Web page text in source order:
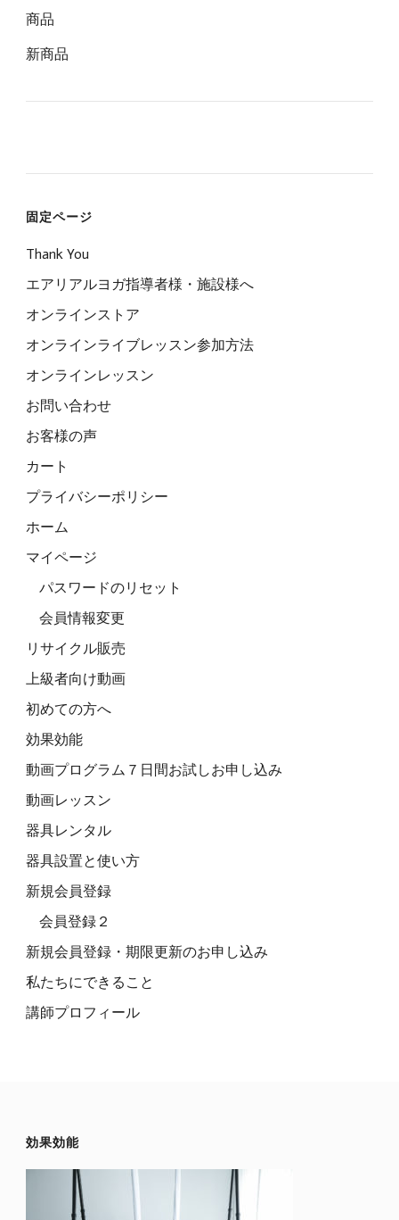
商品
新商品
固定ページ
Thank You
エアリアルヨガ指導者様・施設様へ
オンラインストア
オンラインライブレッスン参加方法
オンラインレッスン
お問い合わせ
お客様の声
カート
プライバシーポリシー
ホーム
マイページ
パスワードのリセット
会員情報変更
リサイクル販売
上級者向け動画
初めての方へ
効果効能
動画プログラム７日間お試しお申し込み
動画レッスン
器具レンタル
器具設置と使い方
新規会員登録
会員登録２
新規会員登録・期限更新のお申し込み
私たちにできること
講師プロフィール
効果効能